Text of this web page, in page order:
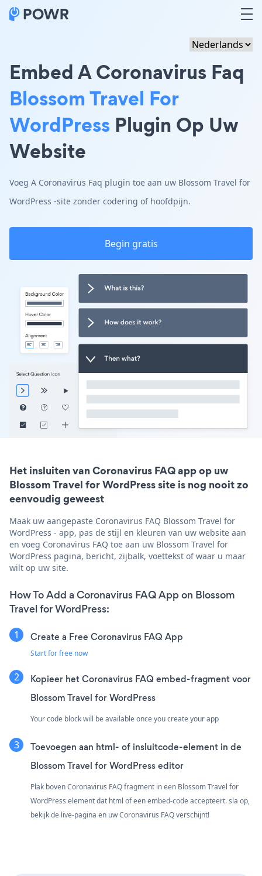
Embed A Coronavirus Faq
Blossom Travel For
WordPress Plugin Op Uw
Website
Voeg A Coronavirus Faq plugin toe aan uw Blossom Travel for
WordPress -site zonder codering of hoofdpijn.
Begin gratis
Het insluiten van Coronavirus FAQ app op uw
Blossom Travel for WordPress site is nog nooit zo
eenvoudig geweest
Maak uw aangepaste Coronavirus FAQ Blossom Travel for
WordPress - app, pas de stijl en kleuren van uw website aan
en voeg Coronavirus FAQ toe aan uw Blossom Travel for
WordPress pagina, bericht, zijbalk, voettekst of waar u maar
wilt op uw site.
How To Add a Coronavirus FAQ App on Blossom
Travel for WordPress:
Create a Free Coronavirus FAQ App
Start for free now
Kopieer het Coronavirus FAQ embed-fragment voor
Blossom Travel for WordPress
Your code block will be available once you create your app
Toevoegen aan html- of insluitcode-element in de
Blossom Travel for WordPress editor
Plak boven Coronavirus FAQ fragment in een Blossom Travel for
WordPress element dat html of een embed-code accepteert. sla op,
bekijk de live-pagina en uw Coronavirus FAQ verschijnt!